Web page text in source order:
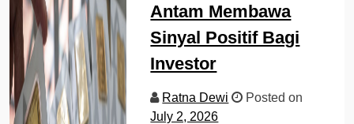
Antam Membawa
Sinyal Positif Bagi
Investor
Ratna Dewi
Posted on
July 2, 2026